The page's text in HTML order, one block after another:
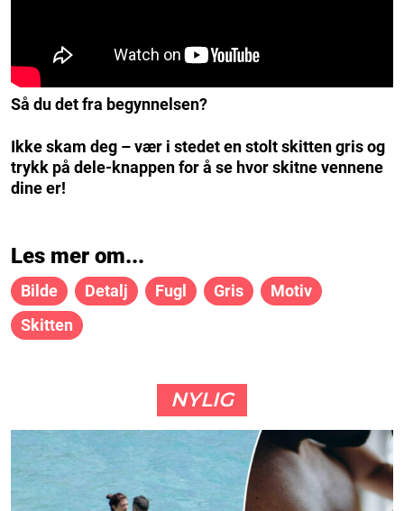
Så du det fra begynnelsen?
Ikke skam deg – vær i stedet en stolt skitten gris og
trykk på dele-knappen for å se hvor skitne vennene
dine er!
Les mer om...
Bilde Detalj Fugl Gris
Motiv
Skitten
NYLIG